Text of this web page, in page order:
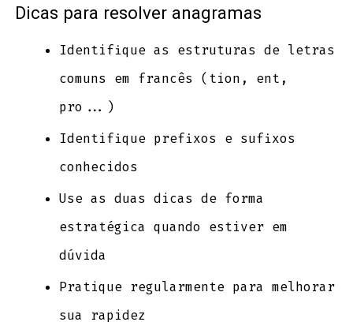
Dicas para resolver anagramas
Identifique as estruturas de letras
comuns em francês (tion, ent,
pro...)
Identifique prefixos e sufixos
conhecidos
Use as duas dicas de forma
estratégica quando estiver em
dúvida
Pratique regularmente para melhorar
sua rapidez